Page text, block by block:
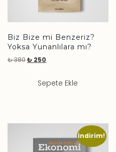
Biz Bize mi Benzeriz?
Yoksa Yunanlılara mı?
₺380₺ 250
Sepete Ekle
İndirim!